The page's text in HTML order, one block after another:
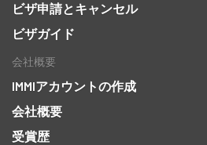
ビザ申請とキャンセル
ビザガイド
会社概要
IMMIアカウントの作成
会社概要
受賞歴